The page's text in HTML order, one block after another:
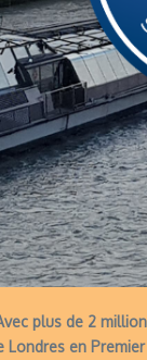
plus de 2
en